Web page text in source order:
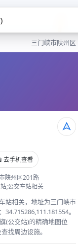
三门峡市陕州区
去手机查看
陕州区201路
;公交车站相关
站相关，地址为三门峡市
。
(公交站)的精确地图位
找周边设施。